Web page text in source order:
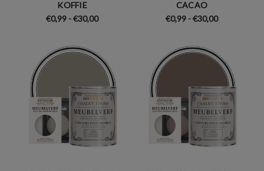
KOFFIE
€0,99 - €30,00
CACAO
€0,99 - €30,00